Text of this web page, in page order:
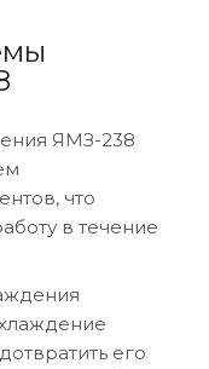
ЯМЗ-238
что
в течение
его